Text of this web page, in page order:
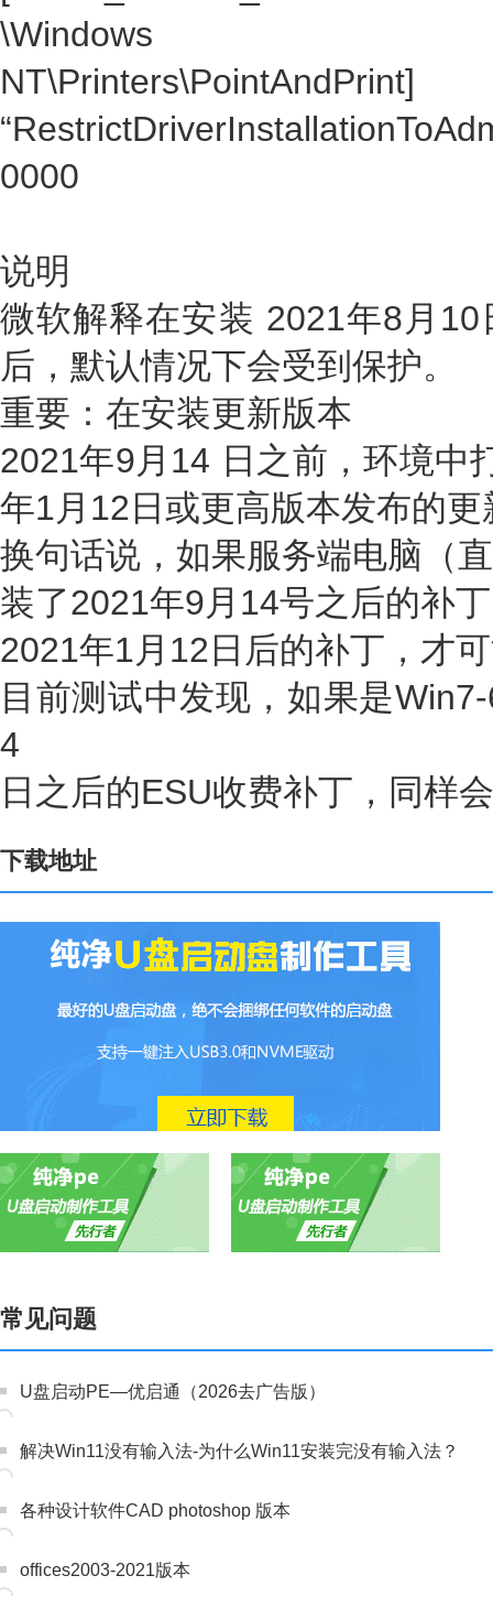
\Windows
NT\Printers\PointAndPrint]
0000
说明
微软解释在安装 2021年8月
后，默认情况下会受到保护。
重要：在安装更新版本
2021年9月14 日之前，环境中
年1月12日或更高版本发布的更
换句话说，如果服务端电脑（
装了2021年9月14号之后的补
2021年1月12日后的补丁，才
目前测试中发现，如果是
4
日之后的ESU收费补丁，同样
下载地址
常见问题
U盘启动PE—优启通（2026去广告版）
解决Win11没有输入法-为什么Win11安装完没有输入法？
各种设计软件CAD photoshop 版本
offices2003-2021版本